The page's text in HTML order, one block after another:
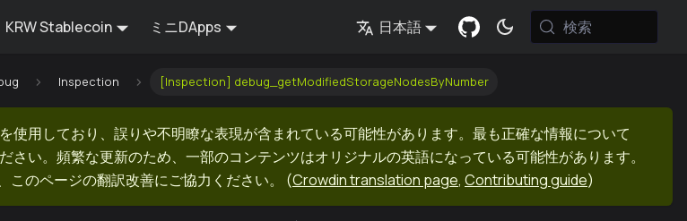
KRW Stablecoin ミニDApps 日本語 検索
Inspection [Inspection] debug_getModifiedStorageNodesByNumber
使用しており、誤りや不明瞭な表現が含まれている可能性があります。最も正確な情報について
さい。頻繁な更新のため、一部のコンテンツはオリジナルの英語になっている可能性があります。
のページの翻訳改善にご協力ください。
(Crowdin translation page, Contributing guide)